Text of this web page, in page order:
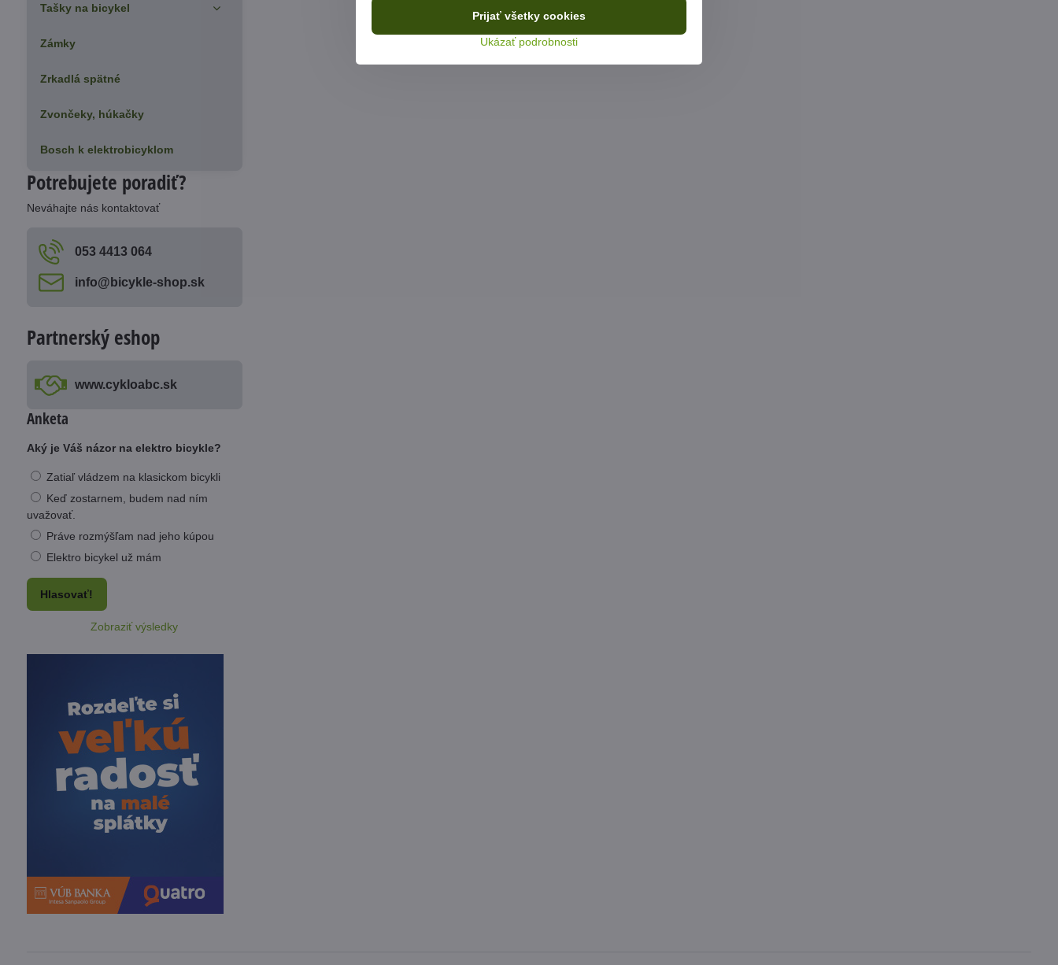
Potrebujete poradiť?
Neváhajte nás kontaktovať
053 4413 064
info​@bicykle-shop​.sk
Partnerský eshop
www​.cykloabc​.sk
Tašky na bicykel
Zámky
Zrkadlá spätné
Zvončeky, húkačky
Bosch k elektrobicyklom
Anketa
Aký je Váš názor na elektro bicykle?
Zatiaľ vládzem na klasickom bicykli
Keď zostarnem, budem nad ním
uvažovať.
Práve rozmýšľam nad jeho kúpou
Elektro bicykel už mám
Hlasovať!
Zobraziť výsledky
Ukázať podrobnosti
Prijať všetky cookies